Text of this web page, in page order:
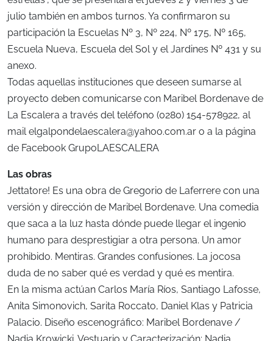
julio también en ambos turnos. Ya confirmaron su
participación la Escuelas Nº 3, Nº 224, Nº 175, Nº 165,
Escuela Nueva, Escuela del Sol y el Jardines Nº 431 y su
anexo.
Todas aquellas instituciones que deseen sumarse al
proyecto deben comunicarse con Maribel Bordenave de
La Escalera a través del teléfono (0280) 154-578922, al
mailelgalpondelaescalera@yahoo.com.ar o a la página
de Facebook GrupoLAESCALERA
Las obras
Jettatore! Es una obra de Gregorio de Laferrere con una
versión y dirección de Maribel Bordenave. Una comedia
que saca a la luz hasta dónde puede llegar el ingenio
humano para desprestigiar a otra persona. Un amor
prohibido. Mentiras. Grandes confusiones. La jocosa
duda de no saber qué es verdad y qué es mentira.
En la misma actúan Carlos María Ríos, Santiago Lafosse,
Anita Simonovich, Sarita Roccato, Daniel Klas y Patricia
Palacio. Diseño escenográfico: Maribel Bordenave /